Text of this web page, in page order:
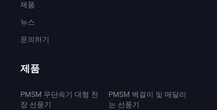
제품
뉴스
문의하기
제품
PMSM 무단속기 대형 천
장 선풍기
PMSM 벽걸이 및 매달리
는 선풍기